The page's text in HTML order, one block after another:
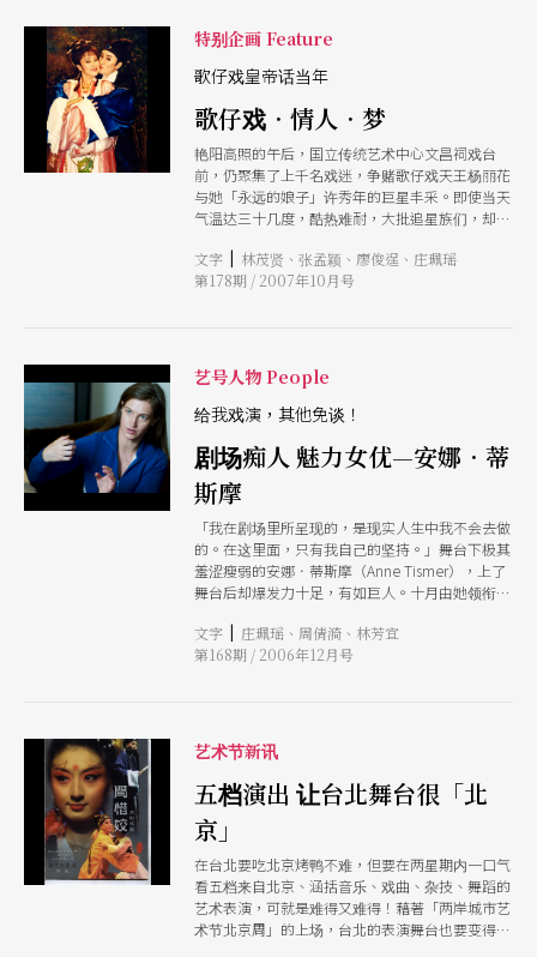
特别企画 Feature
歌仔戏皇帝话当年
歌仔戏．情人．梦
艳阳高照的午后，国立传统艺术中心文昌祠戏台
前，仍聚集了上千名戏迷，争赌歌仔戏天王杨丽花
与她「永远的娘子」许秀年的巨星丰采。即使当天
气温达三十几度，酷热难耐，大批追星族们，却是
要和偶像近距离接触。 暌违舞台已久的天王巨星
杨丽花和许秀年，在歌仔戏迷的簇拥和欢呼声中登
十载，鸳鸯再聚，两人现场即兴一段《唐伯虎点秋
香》，身段眼神交会，尽是浓情蜜意，看得台下观
众如痴如醉。 这场堪称歌仔戏世纪天王天后空前
两人畅谈他们一路走来的甘苦历程，同台谈情说爱
的甜蜜往事，以及与歌仔戏难分难解的一世情缘。
文字 | 林茂贤、张孟颖、廖俊逞、庄珮瑶
第178期 / 2007年10月号
艺号人物 People
给我戏演，其他免谈！
剧场痴人 魅力女优—安娜．蒂
斯摩
「我在剧场里所呈现的，是现实人生中我不会去做
的。在这里面，只有我自己的坚持。」舞台下极其
羞涩瘦弱的安娜．蒂斯摩（Anne Tismer），上了
舞台后却爆发力十足，有如巨人。十月由她领衔演
拖拉库的观众，说不定，她已经成为有史以来第一
个有资格在台湾组织剧迷会的欧洲剧场演员。 与
的那道光，观众的反应与其他事务都不会打扰或影
响她的演出。剧场是她的乌托邦，在两厅院十月的
德国狂潮系列节目中，她与她的乌托邦震慑了全场
的观众，在本篇专访中，她将打开乌托邦的大门，
让喜爱她的台湾观众一探内中风景。
文字 | 庄珮瑶、周倩漪、林芳宜
第168期 / 2006年12月号
艺术节新讯
五档演出 让台北舞台很「北
京」
在台北要吃北京烤鸭不难，但要在两星期内一口气
看五档来自北京、涵括音乐、戏曲、杂技、舞蹈的
艺术表演，可就是难得又难得！藉著「两岸城市艺
术节北京周」的上场，台北的表演舞台也要变得很